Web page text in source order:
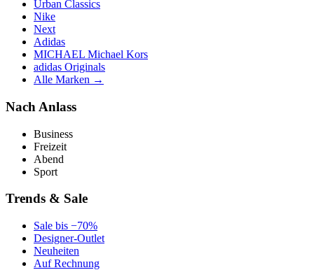
Urban Classics
Nike
Next
Adidas
MICHAEL Michael Kors
adidas Originals
Alle Marken →
Nach Anlass
Business
Freizeit
Abend
Sport
Trends & Sale
Sale bis −70%
Designer-Outlet
Neuheiten
Auf Rechnung